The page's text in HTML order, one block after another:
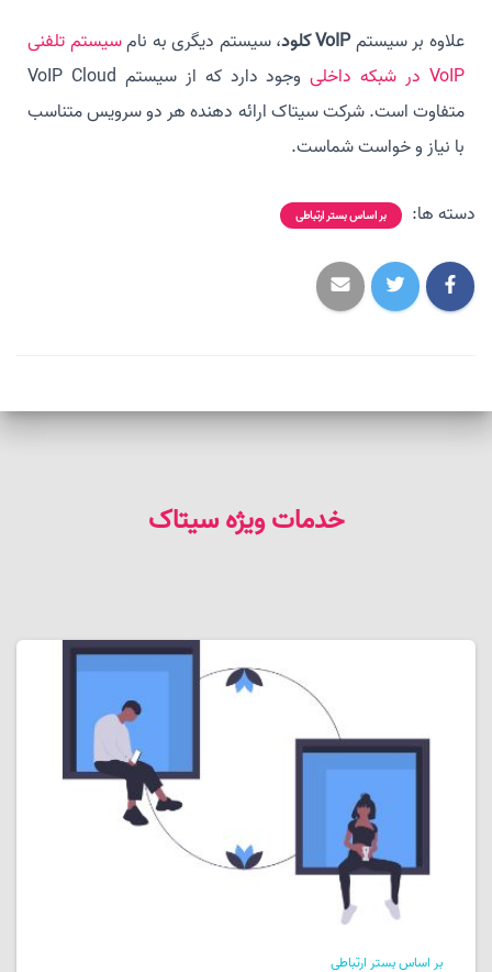
علاوه بر سیستمVoIP کلود ، سیستم دیگری به نامسیستم تلفنی
VoIP در شبکه داخلی
وجود دارد که از سیستم VoIP Cloud
متفاوت است. شرکت سیتاک ارائه دهنده هر دو سرویس متناسب
با نیاز و خواست شماست.
دسته ها: بر اساس بستر ارتباطی
خدمات ویژه سیتاک
بر اساس بستر ارتباطی